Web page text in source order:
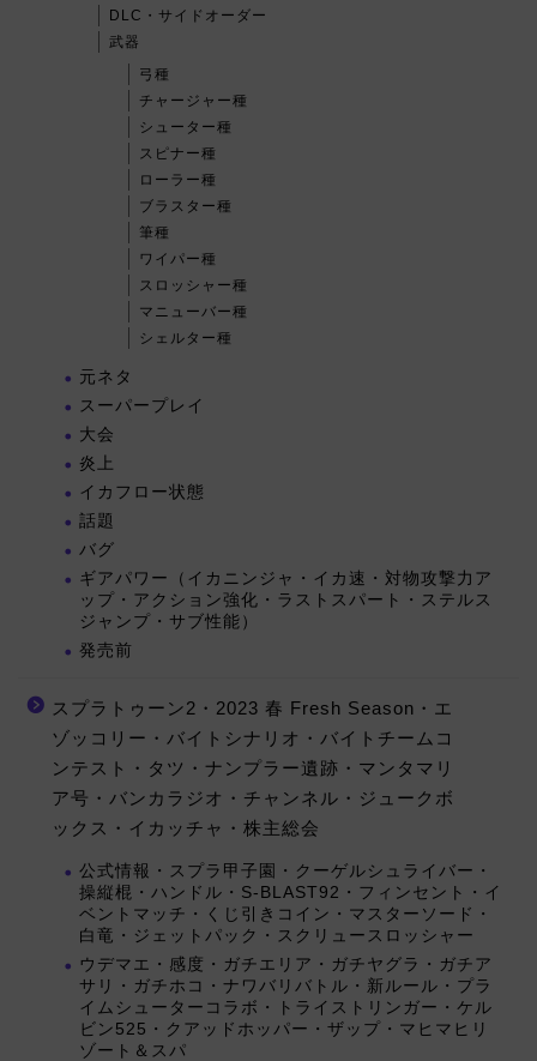
DLC・サイドオーダー
武器
弓種
チャージャー種
シューター種
スピナー種
ローラー種
ブラスター種
筆種
ワイパー種
スロッシャー種
マニューバー種
シェルター種
元ネタ
スーパープレイ
大会
炎上
イカフロー状態
話題
バグ
ギアパワー（イカニンジャ・イカ速・対物攻撃力ア
ップ・アクション強化・ラストスパート・ステルス
ジャンプ・サブ性能）
発売前
スプラトゥーン2・2023 春 Fresh Season・エ
ゾッコリー・バイトシナリオ・バイトチームコ
ンテスト・タツ・ナンプラー遺跡・マンタマリ
ア号・バンカラジオ・チャンネル・ジュークボ
ックス・イカッチャ・株主総会
公式情報・スプラ甲子園・クーゲルシュライバー・
操縦棍・ハンドル・S-BLAST92・フィンセント・イ
ベントマッチ・くじ引きコイン・マスターソード・
白竜・ジェットパック・スクリュースロッシャー
ウデマエ・感度・ガチエリア・ガチヤグラ・ガチア
サリ・ガチホコ・ナワバリバトル・新ルール・プラ
イムシューターコラボ・トライストリンガー・ケル
ビン525・クアッドホッパー・ザップ・マヒマヒリ
ゾート＆スパ